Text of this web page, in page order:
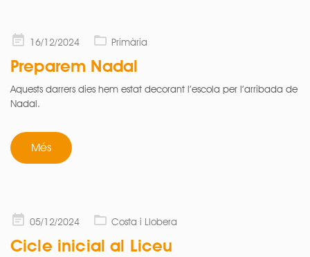
Posted16/12/2024 Primària
Preparem Nadal
Aquests darrers dies hem estat decorant l’escola per l’arribada de
Nadal.
Més
Posted05/12/2024 Costa i Llobera
Cicle inicial al Liceu